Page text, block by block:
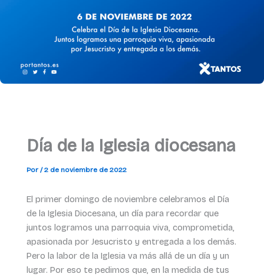
Día de la Iglesia diocesana
Por /2 de noviembre de 2022
El primer domingo de noviembre celebramos el Día
de la Iglesia Diocesana, un día para recordar que
juntos logramos una parroquia viva, comprometida,
apasionada por Jesucristo y entregada a los demás.
Pero la labor de la Iglesia va más allá de un día y un
lugar. Por eso te pedimos que, en la medida de tus